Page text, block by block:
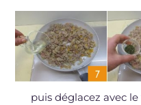
puis déglacez avec